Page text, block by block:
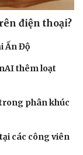
điện thoại?
Ấn Độ
thêm loạt
phân khúc
các công viên